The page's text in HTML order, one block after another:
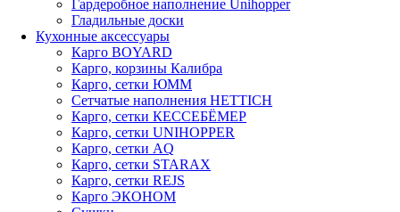
Гардеробное наполнение Unihopper
Гладильные доски
Кухонные аксессуары
Карго BOYARD
Карго, корзины Калибра
Карго, сетки ЮММ
Сетчатые наполнения HETTICH
Карго, сетки КЕССЕБЁМЕР
Карго, сетки UNIHOPPER
Карго, сетки AQ
Карго, сетки STARAX
Карго, сетки REJS
Карго ЭКОНОМ